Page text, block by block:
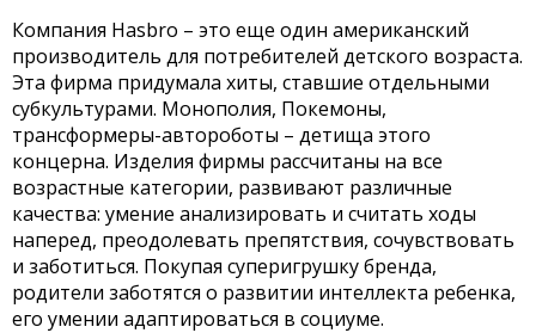
Компания Hasbro – это еще один американский
производитель для потребителей детского возраста.
Эта фирма придумала хиты, ставшие отдельными
субкультурами. Монополия, Покемоны,
трансформеры-автороботы – детища этого
концерна. Изделия фирмы рассчитаны на все
возрастные категории, развивают различные
качества: умение анализировать и считать ходы
наперед, преодолевать препятствия, сочувствовать
и заботиться. Покупая суперигрушку бренда,
родители заботятся о развитии интеллекта ребенка,
его умении адаптироваться в социуме.